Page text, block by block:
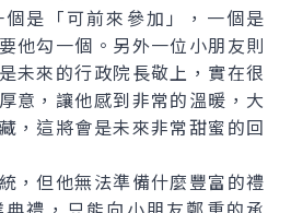
是「可前來參加」，一個是
他勾一個。另外一位小朋友則
未來的行政院長敬上，實在很
意，讓他感到非常的溫暖，大
，這將會是未來非常甜蜜的回
，但他無法準備什麼豐富的禮